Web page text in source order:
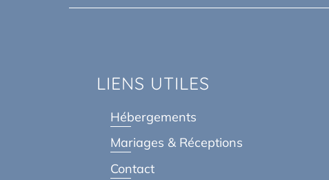
LIENS UTILES
Hébergements
Mariages & Réceptions
Contact